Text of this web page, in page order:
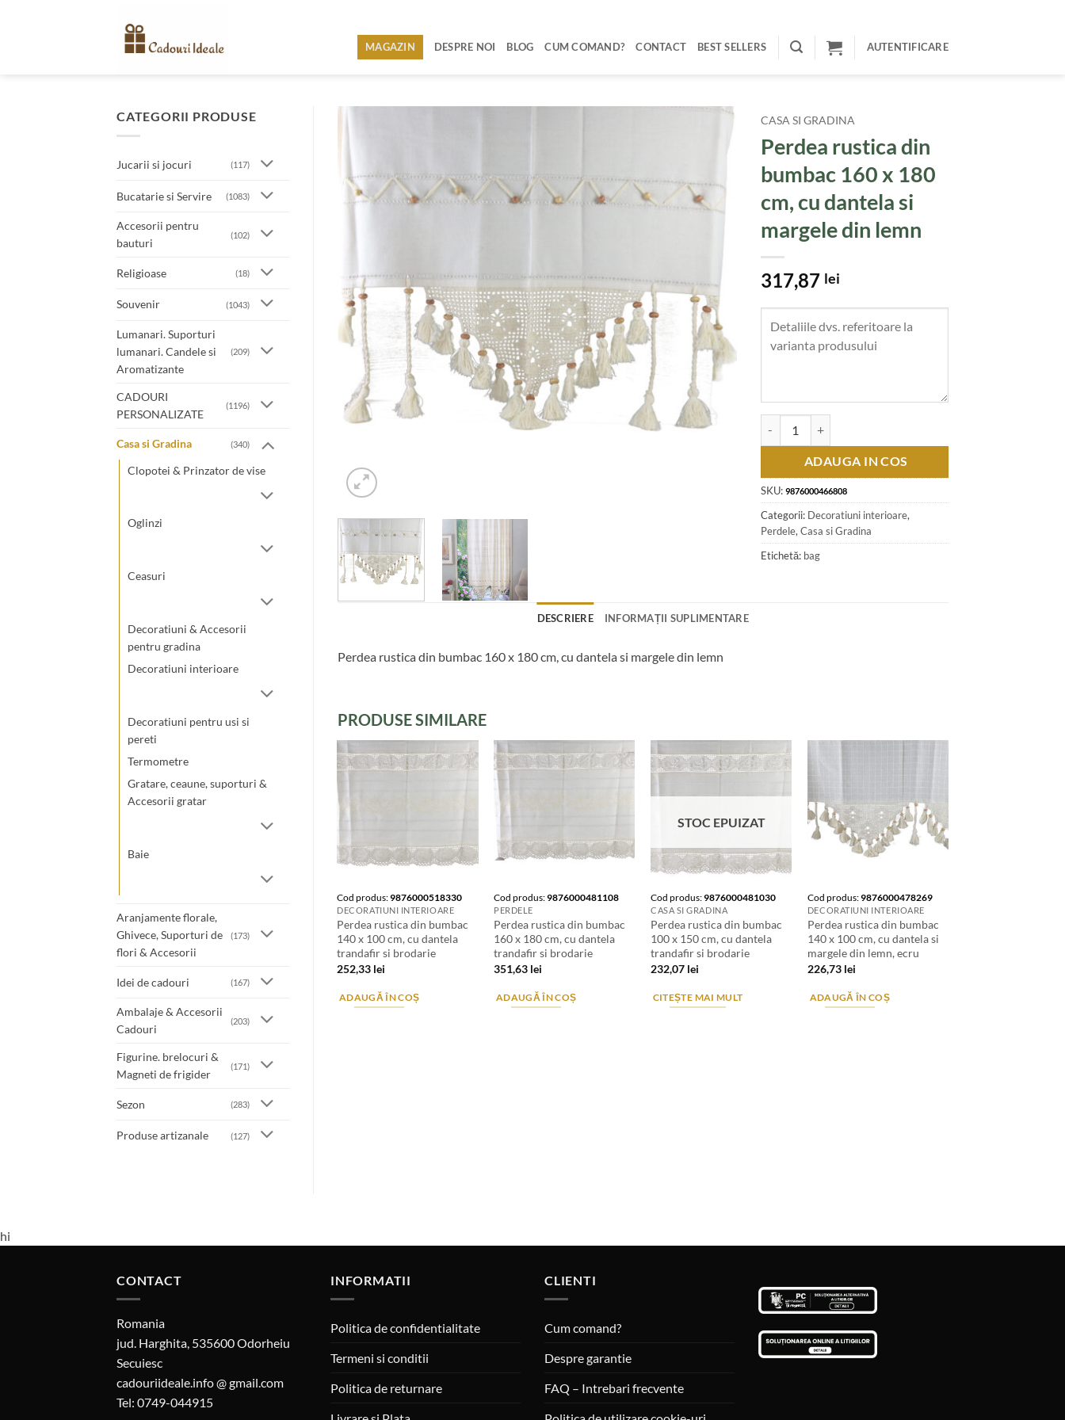
MAGAZIN DESPRE NOI BLOG CUM COMAND? CONTACT BEST SELLERS AUTENTIFICARE
CATEGORII PRODUSE
Jucarii si jocuri (117)
Bucatarie si Servire (1083)
Accesorii pentru
bauturi
(102)
Religioase (18)
Souvenir (1043)
Lumanari. Suporturi
lumanari. Candele si
Aromatizante
(209)
CADOURI
PERSONALIZATE
(1196)
Casa si Gradina (340)
Clopotei & Prinzator de vise
Oglinzi
Ceasuri
Decoratiuni & Accesorii
pentru gradina
Decoratiuni interioare
Decoratiuni pentru usi si
pereti
Termometre
Gratare, ceaune, suporturi &
Accesorii gratar
Baie
Aranjamente florale,
Ghivece, Suporturi de
flori & Accesorii
(173)
Idei de cadouri (167)
Ambalaje & Accesorii
Cadouri
(203)
Figurine. brelocuri &
Magneti de frigider
(171)
Sezon (283)
Produse artizanale (127)
CASA SI GRADINA
Perdea rustica din
bumbac 160 x 180
cm, cu dantela si
margele din lemn
317,87 lei
ADAUGA IN COS
SKU: 9876000466808
Categorii: Decoratiuni interioare,
Perdele,Casa si Gradina
Etichetă: bag
DESCRIERE INFORMAȚII SUPLIMENTARE
Perdea rustica din bumbac 160 x 180 cm, cu dantela si margele din lemn
PRODUSE SIMILARE
Cod produs:9876000518330
DECORATIUNI INTERIOARE
Perdea rustica din bumbac
140 x 100 cm, cu dantela
trandafir si brodarie
252,33 lei
ADAUGĂ ÎN COȘ
Cod produs:9876000481108
PERDELE
Perdea rustica din bumbac
160 x 180 cm, cu dantela
trandafir si brodarie
351,63 lei
ADAUGĂ ÎN COȘ
STOC EPUIZAT
Cod produs:9876000481030
CASA SI GRADINA
Perdea rustica din bumbac
100 x 150 cm, cu dantela
trandafir si brodarie
232,07 lei
CITEȘTE MAI MULT
Cod produs:9876000478269
DECORATIUNI INTERIOARE
Perdea rustica din bumbac
140 x 100 cm, cu dantela si
margele din lemn, ecru
226,73 lei
ADAUGĂ ÎN COȘ
hi
CONTACT
Romania
jud. Harghita, 535600 Odorheiu
Secuiesc
cadouriideale.info @ gmail.com
Tel: 0749-044915
INFORMATII
Politica de confidentialitate
Termeni si conditii
Politica de returnare
CLIENTI
Cum comand?
Despre garantie
FAQ – Intrebari frecvente